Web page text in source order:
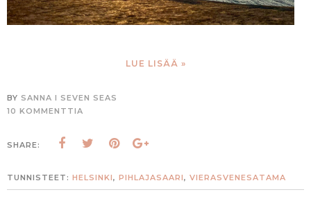
LUE LISÄÄ »
BY SANNA I SEVEN SEAS
10 KOMMENTTIA
SHARE:
TUNNISTEET: HELSINKI, PIHLAJASAARI, VIERASVENESATAMA